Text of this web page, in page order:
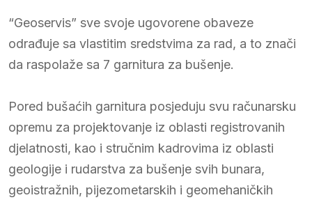
“Geoservis” sve svoje ugovorene obaveze
odrađuje sa vlastitim sredstvima za rad, a to znači
da raspolaže sa 7 garnitura za bušenje.
Pored bušaćih garnitura posjeduju svu računarsku
opremu za projektovanje iz oblasti registrovanih
djelatnosti, kao i stručnim kadrovima iz oblasti
geologije i rudarstva za bušenje svih bunara,
geoistražnih, pijezometarskih i geomehaničkih